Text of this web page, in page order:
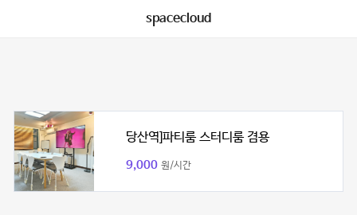
spacecloud
당산역]파티룸 스터디룸 겸용
9,000 원/시간